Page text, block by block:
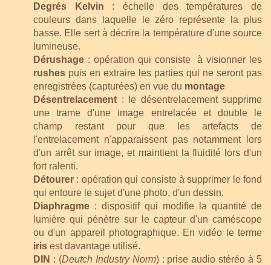
Degrés Kelvin : échelle des températures de
couleurs dans laquelle le zéro représente la plus
basse. Elle sert à décrire la température d'une source
lumineuse.
Dérushage : opération qui consiste à visionner les
rushes puis en extraire les parties qui ne seront pas
enregistrées (capturées) en vue du montage
Désentrelacement : le désentrelacement supprime
une trame d'une image entrelacée et double le
champ restant pour que les artefacts de
l'entrelacement n'apparaissent pas notamment lors
d'un arrêt sur image, et maintient la fluidité lors d'un
fort ralenti.
Détourer : opération qui consiste à supprimer le fond
qui entoure le sujet d'une photo, d'un dessin.
Diaphragme : dispositif qui modifie la quantité de
lumière qui pénètre sur le capteur d'un caméscope
ou d'un appareil photographique. En vidéo le terme
iris est davantage utilisé.
DIN : (Deutch Industry Norm) : prise audio stéréo à 5